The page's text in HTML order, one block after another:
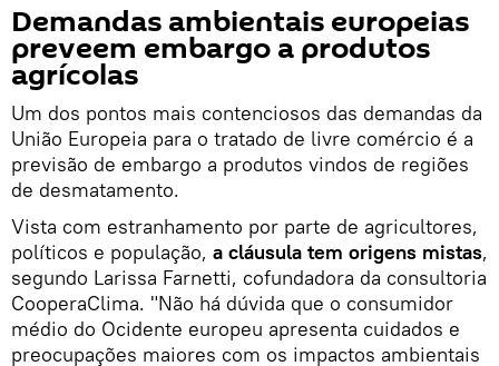
Demandas ambientais europeias
preveem embargo a produtos
agrícolas
Um dos pontos mais contenciosos das demandas da
União Europeia para o tratado de livre comércio é a
previsão de embargo a produtos vindos de regiões
de desmatamento.
Vista com estranhamento por parte de agricultores,
políticos e população, a cláusula tem origens mistas,
segundo Larissa Farnetti, cofundadora da consultoria
CooperaClima. "Não há dúvida que o consumidor
médio do Ocidente europeu apresenta cuidados e
preocupações maiores com os impactos ambientais